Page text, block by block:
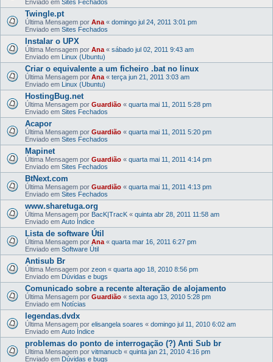
Enviado em Sites Fechados
Twingle.pt
Última Mensagem por Ana « domingo jul 24, 2011 3:01 pm
Enviado em Sites Fechados
Instalar o UPX
Última Mensagem por Ana « sábado jul 02, 2011 9:43 am
Enviado em Linux (Ubuntu)
Criar o equivalente a um ficheiro .bat no linux
Última Mensagem por Ana « terça jun 21, 2011 3:03 am
Enviado em Linux (Ubuntu)
HostingBug.net
Última Mensagem por Guardião « quarta mai 11, 2011 5:28 pm
Enviado em Sites Fechados
Acapor
Última Mensagem por Guardião « quarta mai 11, 2011 5:20 pm
Enviado em Sites Fechados
Mapinet
Última Mensagem por Guardião « quarta mai 11, 2011 4:14 pm
Enviado em Sites Fechados
BtNext.com
Última Mensagem por Guardião « quarta mai 11, 2011 4:13 pm
Enviado em Sites Fechados
www.sharetuga.org
Última Mensagem por BacK|TracK « quinta abr 28, 2011 11:58 am
Enviado em Auto Índice
Lista de software Útil
Última Mensagem por Ana « quarta mar 16, 2011 6:27 pm
Enviado em Software Útil
Antisub Br
Última Mensagem por zeon « quarta ago 18, 2010 8:56 pm
Enviado em Dúvidas e bugs
Comunicado sobre a recente alteração de alojamento
Última Mensagem por Guardião « sexta ago 13, 2010 5:28 pm
Enviado em Notícias
legendas.dvdx
Última Mensagem por elisangela soares « domingo jul 11, 2010 6:02 am
Enviado em Auto Índice
problemas do ponto de interrogação (?) Anti Sub br
Última Mensagem por vitmanucb « quinta jan 21, 2010 4:16 pm
Enviado em Dúvidas e bugs